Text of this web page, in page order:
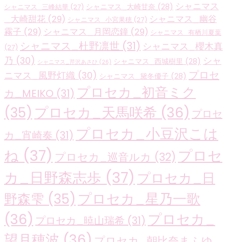
シャニマス_三峰結華 (27) シャニマス_大崎甘奈 (28) シャニマス
_大崎甜花 (29) シャニマス_小宮果穂 (27) シャニマス_幽谷
霧子 (29) シャニマス_月岡恋鐘 (29) シャニマス_有栖川夏葉
(27) シャニマス_杜野凛世 (31) シャニマス_櫻木真
乃 (30) シャニマス_芹沢あさひ (26) シャニマス_西城樹里 (28) シャ
ニマス_風野灯織 (30) シャニマス_黛冬優子 (28) プロセ
カ_MEIKO (31) プロセカ_初音ミク
(35) プロセカ_天馬咲希 (36) プロセ
カ_宵崎奏 (31) プロセカ_小豆沢こは
ね (37) プロセカ_巡音ルカ (32) プロセ
カ_日野森志歩 (37) プロセカ_日
野森雫 (35) プロセカ_星乃一歌
(36) プロセカ_暁山瑞希 (31) プロセカ_